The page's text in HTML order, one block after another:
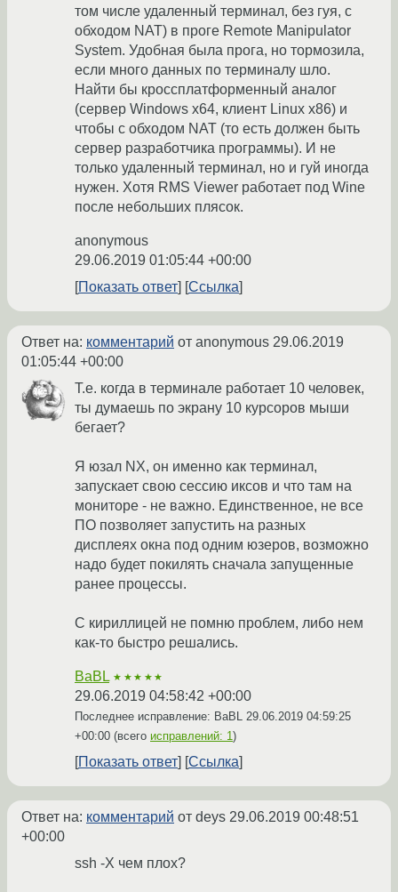
том числе удаленный терминал, без гуя, с
обходом NAT) в проге Remote Manipulator
System. Удобная была прога, но тормозила,
если много данных по терминалу шло.
Найти бы кроссплатформенный аналог
(сервер Windows x64, клиент Linux x86) и
чтобы с обходом NAT (то есть должен быть
сервер разработчика программы). И не
только удаленный терминал, но и гуй иногда
нужен. Хотя RMS Viewer работает под Wine
после небольших плясок.
anonymous
29.06.2019 01:05:44 +00:00
Показать ответ
Ссылка
Ответ на: комментарий от anonymous 29.06.2019
01:05:44 +00:00
Т.е. когда в терминале работает 10 человек,
ты думаешь по экрану 10 курсоров мыши
бегает?
Я юзал NX, он именно как терминал,
запускает свою сессию иксов и что там на
мониторе - не важно. Единственное, не все
ПО позволяет запустить на разных
дисплеях окна под одним юзеров, возможно
надо будет покилять сначала запущенные
ранее процессы.
С кириллицей не помню проблем, либо нем
как-то быстро решались.
BaBL ★★★★★
29.06.2019 04:58:42 +00:00
Последнее исправление: BaBL 29.06.2019 04:59:25
+00:00 (всего исправлений: 1)
Показать ответ Ссылка
Ответ на: комментарий от deys 29.06.2019 00:48:51
+00:00
ssh -X чем плох?